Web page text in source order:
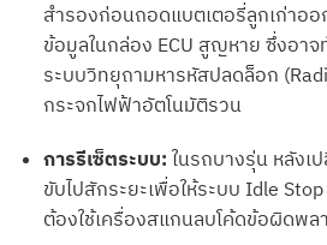
สำรองก่อนถอดแบตเตอรี่ลูกเก่าออ
ข้อมูลในกล่อง ECU สูญหาย ซึ่งอาจ
ระบบวิทยุถามหารหัสปลดล็อก
กระจกไฟฟ้าอัตโนมัติรวน
การรีเซ็ตระบบ: ในรถบางรุ่น หลังเ
ขับไปสักระยะเพื่อให้ระบบ Idle
ต้องใช้เครื่องสแกนลบโค้ดข้อผิดพล